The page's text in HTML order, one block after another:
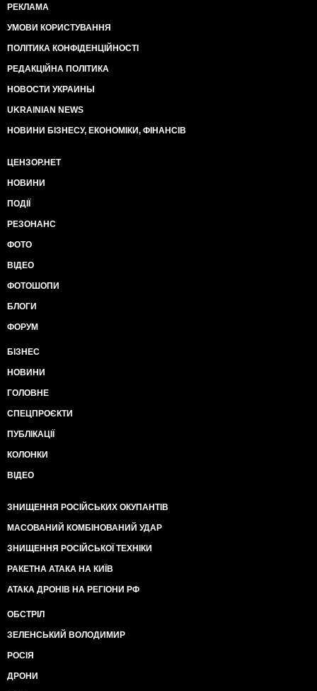
РЕКЛАМА
УМОВИ КОРИСТУВАННЯ
ПОЛІТИКА КОНФІДЕНЦІЙНОСТІ
РЕДАКЦІЙНА ПОЛІТИКА
НОВОСТИ УКРАИНЫ
UKRAINIAN NEWS
НОВИНИ БІЗНЕСУ, ЕКОНОМІКИ, ФІНАНСІВ
ЦЕНЗОР.НЕТ
НОВИНИ
ПОДІЇ
РЕЗОНАНС
ФОТО
ВІДЕО
ФОТОШОПИ
БЛОГИ
ФОРУМ
БІЗНЕС
НОВИНИ
ГОЛОВНЕ
СПЕЦПРОЄКТИ
ПУБЛІКАЦІЇ
КОЛОНКИ
ВІДЕО
ЗНИЩЕННЯ РОСІЙСЬКИХ ОКУПАНТІВ
МАСОВАНИЙ КОМБІНОВАНИЙ УДАР
ЗНИЩЕННЯ РОСІЙСЬКОЇ ТЕХНІКИ
РАКЕТНА АТАКА НА КИЇВ
АТАКА ДРОНІВ НА РЕГІОНИ РФ
ОБСТРІЛ
ЗЕЛЕНСЬКИЙ ВОЛОДИМИР
РОСІЯ
ДРОНИ